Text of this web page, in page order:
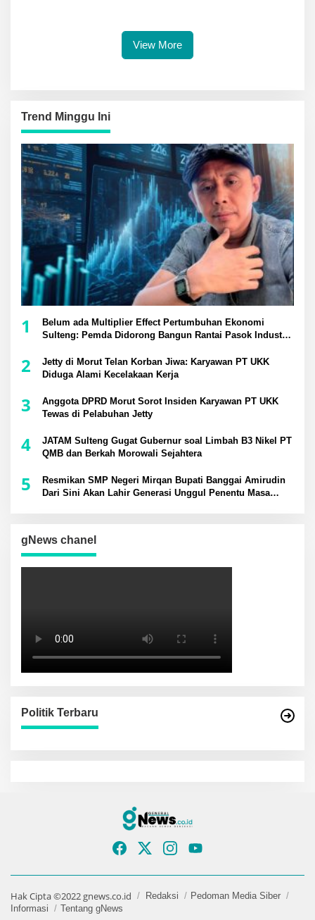
View More
Trend Minggu Ini
1
Belum ada Multiplier Effect Pertumbuhan Ekonomi
Sulteng: Pemda Didorong Bangun Rantai Pasok Industri
2
Jetty di Morut Telan Korban Jiwa: Karyawan PT UKK
Diduga Alami Kecelakaan Kerja
3
Anggota DPRD Morut Sorot Insiden Karyawan PT UKK
Tewas di Pelabuhan Jetty
4
JATAM Sulteng Gugat Gubernur soal Limbah B3 Nikel PT
QMB dan Berkah Morowali Sejahtera
5
Resmikan SMP Negeri Mirqan Bupati Banggai Amirudin
Dari Sini Akan Lahir Generasi Unggul Penentu Masa
gNews chanel
Politik Terbaru
Hak Cipta ©2022 gnews.co.id Redaksi
Pedoman Media Siber
Informasi
Tentang gNews